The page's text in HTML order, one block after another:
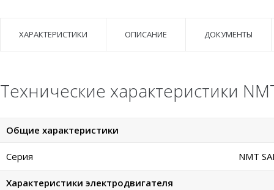
ХАРАКТЕРИСТИКИ ОПИСАНИЕ ДОКУМЕНТЫ
Технические характеристики
Общие характеристики
Серия NMT
Характеристики электродвигателя